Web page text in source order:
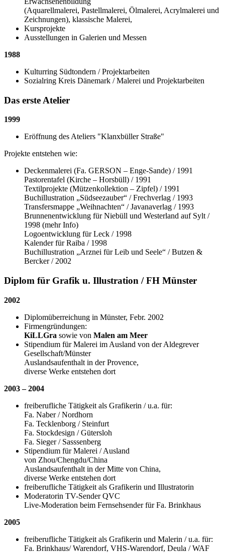
(Aquarellmalerei, Pastellmalerei, Ölmalerei, Acrylmalerei und
Zeichnungen), klassische Malerei,
Kursprojekte
Ausstellungen in Galerien und Messen
1988
Kulturring Südtondern / Projektarbeiten
Sozialring Kreis Dänemark / Malerei und Projektarbeiten
Das erste Atelier
1999
Eröffnung des Ateliers "Klanxbüller Straße"
Projekte entstehen wie:
Deckenmalerei (Fa. GERSON – Enge-Sande) / 1991
Pastorentafel (Kirche – Horsbüll) / 1991
Textilprojekte (Mützenkollektion – Zipfel) / 1991
Buchillustration „Südseezauber“ / Frechverlag / 1993
Transfersmappe „Weihnachten“ / Javanaverlag / 1993
Brunnenentwicklung für Niebüll und Westerland auf Sylt /
1998 (mehr Info)
Logoentwicklung für Leck / 1998
Kalender für Raiba / 1998
Buchillustration „Arznei für Leib und Seele“ / Butzen &
Bercker / 2002
Diplom für Grafik u. Illustration / FH Münster
2002
Diplomüberreichung in Münster, Febr. 2002
Firmengründungen:
KiLLGra sowie von Malen am Meer
Stipendium für Malerei im Ausland von der Aldegrever
Gesellschaft/Münster
Auslandsaufenthalt in der Provence,
diverse Werke entstehen dort
2003 – 2004
freiberufliche Tätigkeit als Grafikerin / u.a. für:
Fa. Naber / Nordhorn
Fa. Tecklenborg / Steinfurt
Fa. Stockdesign / Gütersloh
Fa. Sieger / Sasssenberg
Stipendium für Malerei / Ausland
von Zhou/Chengdu/China
Auslandsaufenthalt in der Mitte von China,
diverse Werke entstehen dort
freiberufliche Tätigkeit als Grafikerin und Illustratorin
Moderatorin TV-Sender QVC
Live-Moderation beim Fernsehsender für Fa. Brinkhaus
2005
freiberufliche Tätigkeit als Grafikerin und Malerin / u.a. für:
Fa. Brinkhaus/ Warendorf, VHS-Warendorf, Deula / WAF